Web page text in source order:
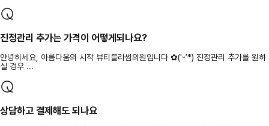
진정관리 추가는 가격이 어떻게되나요?
안녕하세요, 아름다움의 시작 뷰티블라썸의원입니다 ✿(′ᵕ′*) 진정관리 추가를 원하
실 경우 ...
상담하고 결제해도 되나요